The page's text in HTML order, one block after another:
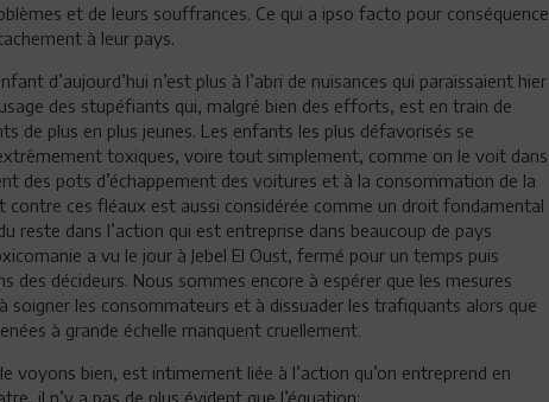
et de leurs souffrances. Ce qui a ipso facto pour conséquence
à leur pays.
d’aujourd’hui n’est plus à l’abri de nuisances qui paraissaient hier
des stupéfiants qui, malgré bien des efforts, est en train de
de plus en plus jeunes. Les enfants les plus défavorisés se
toxiques, voire tout simplement, comme on le voit dans
des pots d’échappement des voitures et à la consommation de la
contre ces fléaux est aussi considérée comme un droit fondamental
reste dans l’action qui est entreprise dans beaucoup de pays
a vu le jour à Jebel El Oust, fermé pour un temps puis
décideurs. Nous sommes encore à espérer que les mesures
soigner les consommateurs et à dissuader les trafiquants alors que
à grande échelle manquent cruellement.
voyons bien, est intimement liée à l’action qu’on entreprend en
il n’y a pas de plus évident que l’équation: